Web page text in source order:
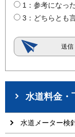
1：参考になっ
3：どちらとも
水道料金・
水道メーター検